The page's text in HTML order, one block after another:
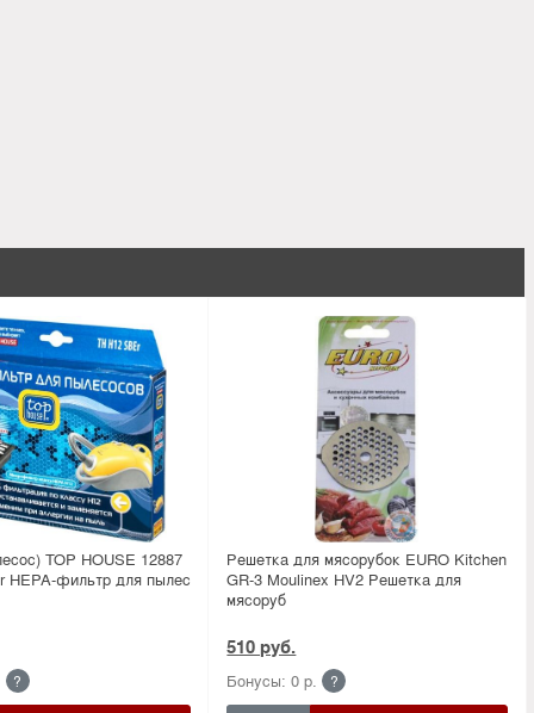
TOP HOUSE 12887
HEPA-фильтр для пылес
?
Решетка для мясорубок EURO Kitchen
GR-3 Moulinex HV2 Решетка для
мясоруб
510 руб.
Бонусы: 0 р. ?